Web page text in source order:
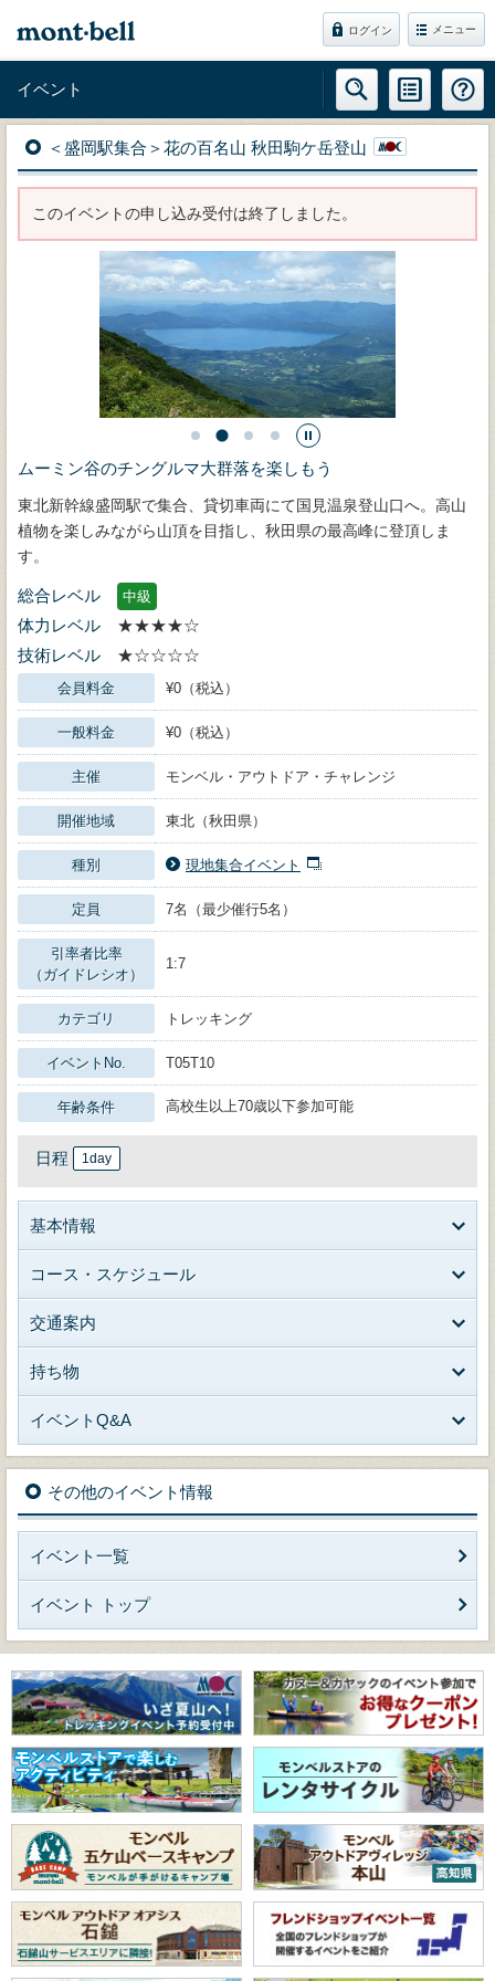
ログイン メニュー
イベント
＜盛岡駅集合＞花の百名山 秋田駒ケ岳登山
このイベントの申し込み受付は終了しました。
ムーミン谷のチングルマ大群落を楽しもう
東北新幹線盛岡駅で集合、貸切車両にて国見温泉登山口へ。高山
植物を楽しみながら山頂を目指し、秋田県の最高峰に登頂しま
す。
総合レベル 中級
体力レベル
★★★★☆
技術レベル
★☆☆☆☆
会員料金 ¥0（税込）
一般料金 ¥0（税込）
主催 モンベル・アウトドア・チャレンジ
開催地域 東北（秋田県）
種別 現地集合イベント
定員 7名（最少催行5名）
引率者比率
（ガイドレシオ）
1:7
カテゴリ トレッキング
イベントNo. T05T10
年齢条件 高校生以上70歳以下参加可能
日程 1day
基本情報
コース・スケジュール
交通案内
持ち物
イベントQ&A
その他のイベント情報
イベント一覧
イベント トップ